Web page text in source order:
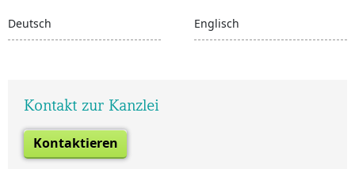
Deutsch Englisch
Kontakt zur Kanzlei
Kontaktieren